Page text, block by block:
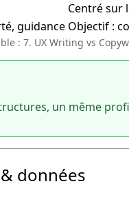
: 7. UX Writing vs
Centré sur
guidance Objectif :
un même
données